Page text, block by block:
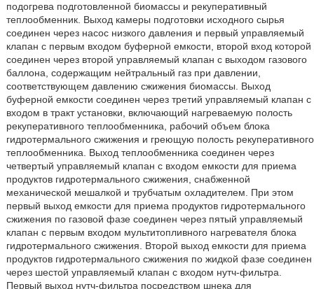
подогрева подготовленной биомассы и рекуперативный
теплообменник. Выход камеры подготовки исходного сырья
соединен через насос низкого давления и первый управляемый
клапан с первым входом буферной емкости, второй вход которой
соединен через второй управляемый клапан с выходом газового
баллона, содержащим нейтральный газ при давлении,
соответствующем давлению сжижения биомассы. Выход
буферной емкости соединен через третий управляемый клапан с
входом в тракт установки, включающий нагреваемую полость
рекуперативного теплообменника, рабочий объем блока
гидротермального сжижения и греющую полость рекуперативного
теплообменника. Выход теплообменника соединен через
четвертый управляемый клапан с входом емкости для приема
продуктов гидротермального сжижения, снабженной
механической мешалкой и трубчатым охладителем. При этом
первый выход емкости для приема продуктов гидротермального
сжижения по газовой фазе соединен через пятый управляемый
клапан с первым входом мультитопливного нагревателя блока
гидротермального сжижения. Второй выход емкости для приема
продуктов гидротермального сжижения по жидкой фазе соединен
через шестой управляемый клапан с входом нутч-фильтра.
Первый выход нутч-фильтра посредством шнека для